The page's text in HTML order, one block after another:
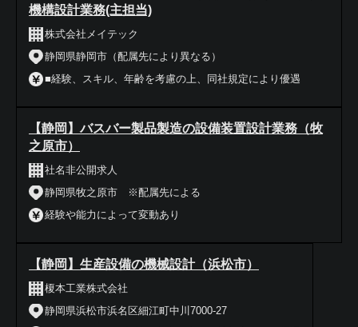
機構設計業務(主担当)
株式会社メイテック
静岡県静岡市（配属先により異なる）
■経験、スキル、年齢を考慮の上、同社規定により優遇
【静岡】バスバー製品製造の設備装置設計業務（牧
之原市）
社名非公開求人
静岡県牧之原市 ※配属先による
経験や能力によって変動あり
【静岡】生産設備の機械設計（浜松市）
榎本工業株式会社
静岡県浜松市浜名区細江町中川7000-27